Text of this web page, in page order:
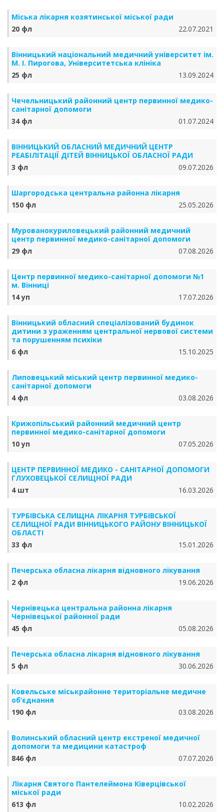
Міська лікарня козятинської міської ради
20 фл
22.07.2021
Вінницький національний медичний університет ім.
М. І. Пирогова, Університетська клініка
25 фл
13.09.2024
Чечельницький районний центр первинної медико-
санітарної допомоги
34 фл
01.07.2024
ВІННИЦЬКИЙ ОБЛАСНИЙ МЕДИЧНИЙ ЦЕНТР
РЕАБІЛІТАЦІЇ ДІТЕЙ ВІННИЦЬКОЇ ОБЛАСНОЇ РАДИ
3 фл
09.07.2026
Шаргородська центральна районна лікарня
150 фл
25.05.2026
Мурованокуриловецький районний медичний
центр первинної медико-санітарної допомоги
29 фл
07.08.2026
Центр первинної медико-санітарної допомоги №1
м. Вінниці
14 уп
17.07.2026
Вінницький обласний спеціалізований будинок
дитини з ураженням центральної нервової системи
та порушенням психіки
6 фл
15.10.2025
Липовецький міський центр первинної медико-
санітарної допомоги
4 фл
03.08.2026
Крижопільський районний медичний центр
первинної медико-санітарної допомоги
10 уп
07.05.2026
ЦЕНТР ПЕРВИННОЇ МЕДИКО - САНІТАРНОЇ ДОПОМОГИ
ГЛУХОВЕЦЬКОЇ СЕЛИЩНОЇ РАДИ
4 шт
16.03.2026
ТУРБІВСЬКА СЕЛИЩНА ЛІКАРНЯ ТУРБІВСЬКОЇ
СЕЛИЩНОЇ РАДИ ВІННИЦЬКОГО РАЙОНУ ВІННИЦЬКОЇ
ОБЛАСТІ
33 фл
15.01.2026
Печерська обласна лікарня відновного лікування
2 фл
19.06.2026
Чернівецька центральна районна лікарня
Чернівецької районної ради
45 фл
05.08.2026
Печерська обласна лікарня відновного лікування
5 фл
30.06.2026
Ковельське міськрайонне територіальне медичне
об’єднання
190 фл
03.08.2026
Волинський обласний центр екстреної медичної
допомоги та медицини катастроф
846 фл
07.07.2026
Лікарня Святого Пантелеймона Ківерцівської
міської ради
613 фл
10.02.2026